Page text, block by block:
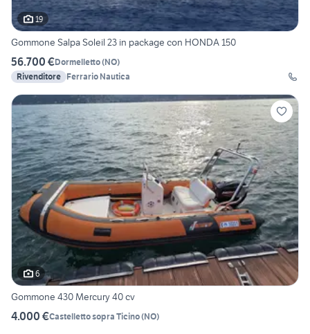
19
Gommone Salpa Soleil 23 in package con HONDA 150
56.700 €Dormelletto(NO)
Rivenditore Ferrario Nautica
6
Gommone 430 Mercury 40 cv
4.000 €Castelletto sopra Ticino(NO)